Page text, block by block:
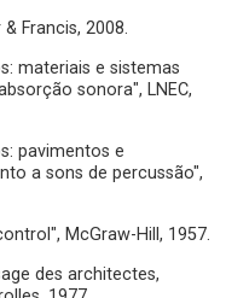
Francis, 2008.
materiais e sistemas
sonora", LNEC,
pavimentos e
a sons de percussão",
McGraw-Hill, 1957.
des architectes,